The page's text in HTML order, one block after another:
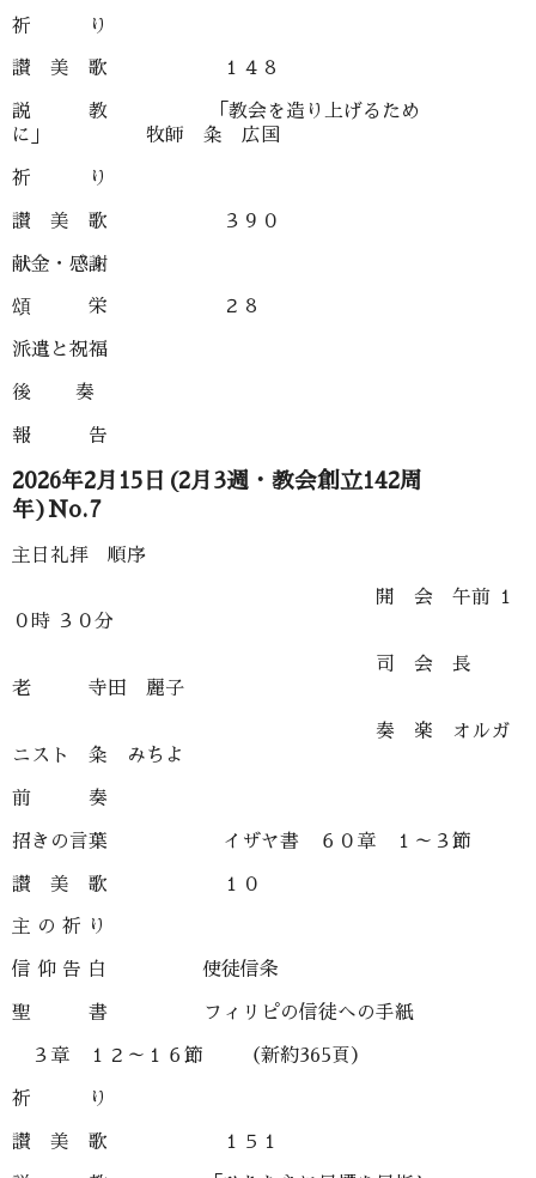
祈 り
讃 美 歌 １４８
説 教 「教会を造り上げるため
に」 牧師 粂 広国
祈 り
讃 美 歌 ３９０
献金・感謝
頌 栄 ２８
派遣と祝福
後 奏
報 告
2026年2月15日(2月3週・教会創立142周
年)No.7
主日礼拝 順序
開 会 午前 １
０時 ３０分
司 会 長
老 寺田 麗子
奏 楽 オルガ
ニスト 粂 みちよ
前 奏
招きの言葉 イザヤ書 ６０章 １～３節
讃 美 歌 １０
主 の 祈 り
信 仰 告 白 使徒信条
聖 書 フィリピの信徒への手紙
３章 １２～１６節 （新約365頁）
祈 り
讃 美 歌 １５１